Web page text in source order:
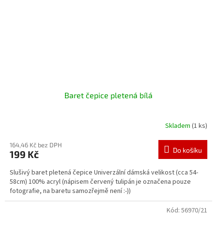
Baret čepice pletená bílá
Skladem (1 ks)
164,46 Kč bez DPH
199 Kč Do košíku
Slušivý baret pletená čepice Univerzální dámská velikost (cca 54-
58cm) 100% acryl (nápisem červený tulipán je označena pouze
fotografie, na baretu samozřejmě není :-))
Kód: 56970/21